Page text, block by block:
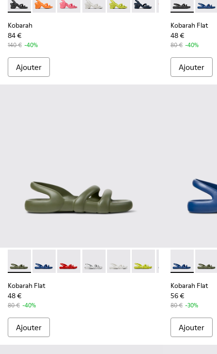
Kobarah - K100839-006 - Sandales synthétiques noires Pour
Kobarah - K100839-034 - Sandales synthétiques
Kobarah - K100839-032 - Sandales
Kobarah - K100839-028 - Sandales
Kobarah - K100839-027 -
Kobarah - K100839-
Kobarah -Kobarah -
Kobarah
84 €
140 € -40%
Ajouter
Kobarah
Kobarah Flat
48 €
80 € -40%
Ajouter
Kobarah Flat - K100957-018 - Sandales synthétiques vertes
Kobarah Flat - K100957-021 - Sandales synthétiques
Kobarah Flat - K100957-015 - Sandales rouges.
Kobarah Flat - K100957-014 -
Kobarah Flat - K100957-013 -
Kobarah Flat -Kobarah Flat -
Kobarah
Kobarah Flat
48 €
80 € -40%
Ajouter
Kobarah
Kobarah Flat
56 €
80 € -30%
Ajouter